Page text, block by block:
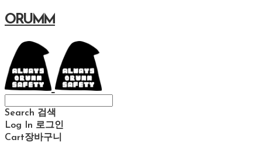
ORUMM
Search 검색
Log In 로그인
Cart장바구니